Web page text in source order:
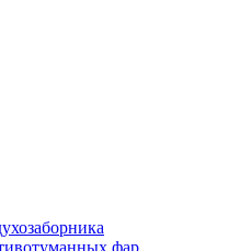
фар